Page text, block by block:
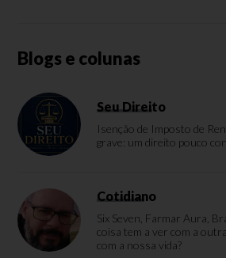
Blogs e colunas
Seu Direito
Isenção de Imposto de
grave: um direito pouco
Cotidiano
Six Seven, Farmar Aura,
coisa tem a ver com a
com a nossa vida?